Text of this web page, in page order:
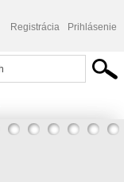
Registrácia Prihlásenie